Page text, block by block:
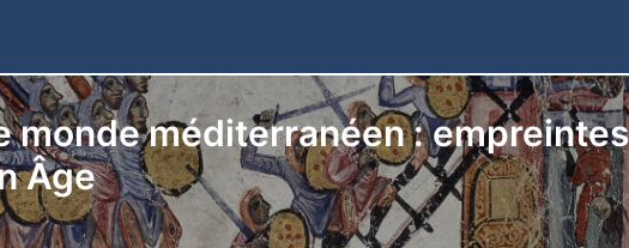
monde méditerranéen :
Âge